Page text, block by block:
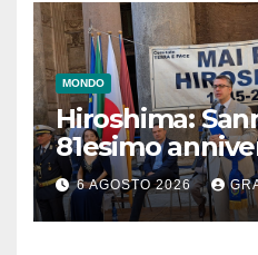
MONDO
Hiroshima:
81esimo
monito per
6 AGOSTO 2026